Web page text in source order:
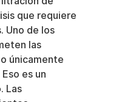
que requiere
Uno de los
las
únicamente
es un
Las